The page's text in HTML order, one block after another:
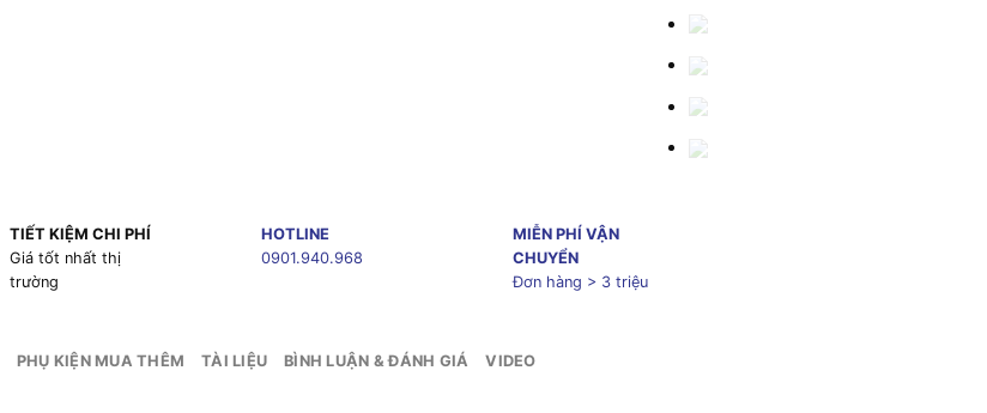
TIẾT KIỆM CHI PHÍ
Giá tốt nhất thị
trường
HOTLINE
0901.940.968
MIỄN PHÍ VẬN
CHUYỂN
Đơn hàng > 3 triệu
PHỤ KIỆN MUA THÊM TÀI LIỆU BÌNH LUẬN & ĐÁNH GIÁ VIDEO